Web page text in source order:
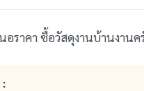
ราคา ซื้อวัสดุงานบ้านงานค